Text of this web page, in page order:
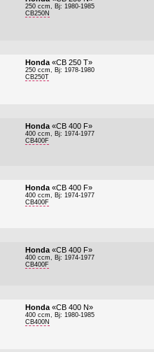
250 ccm, Bj: 1980-1985
CB250N
Honda «CB 250 T»
250 ccm, Bj: 1978-1980
CB250T
Honda «CB 400 F»
400 ccm, Bj: 1974-1977
CB400F
Honda «CB 400 F»
400 ccm, Bj: 1974-1977
CB400F
Honda «CB 400 F»
400 ccm, Bj: 1974-1977
CB400F
Honda «CB 400 N»
400 ccm, Bj: 1980-1985
CB400N